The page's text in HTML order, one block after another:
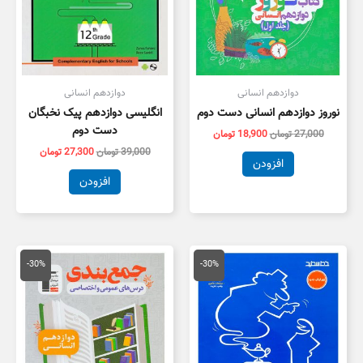
دوازدهم انسانی
نوروز دوازدهم انسانی دست دوم
27,000تومان18,900 تومان
افزودن
دوازدهم انسانی
انگلیسی دوازدهم پیک نخبگان
دست دوم
39,000تومان27,300تومان
افزودن
-30%
قیمت
25,000 تومان
بود.
قیمت
فعلی
است.
-30%
قیمت
اصلی
30,000 تومان
بود.
قیمت
فعلی
است.